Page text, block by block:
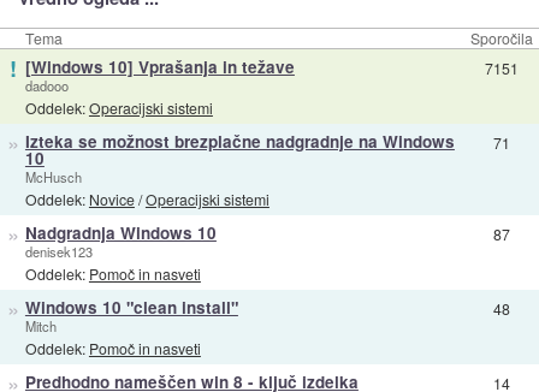
Tema Sporočila
! [Windows 10] Vprašanja in težave
dadooo
Oddelek:Operacijski sistemi
7151
» Izteka se možnost brezplačne nadgradnje na Windows
10
McHusch
Oddelek: Novice/Operacijski sistemi
71
» Nadgradnja Windows 10
denisek123
Oddelek: Pomoč in nasveti
87
» Windows 10 "clean install"
Mitch
Oddelek: Pomoč in nasveti
48
» Predhodno nameščen win 8 - ključ izdelka 14